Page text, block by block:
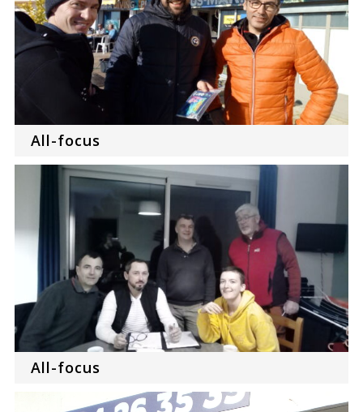
All-focus
All-focus